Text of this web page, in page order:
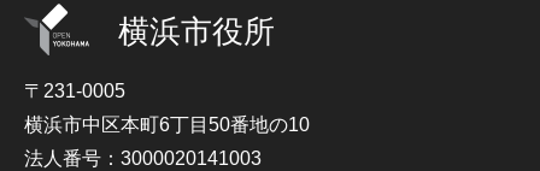
横浜市役所
〒231-0005
横浜市中区本町6丁目50番地の10
法人番号：3000020141003